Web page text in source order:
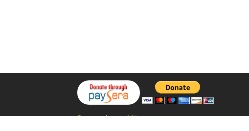
Datenschutzerklärung